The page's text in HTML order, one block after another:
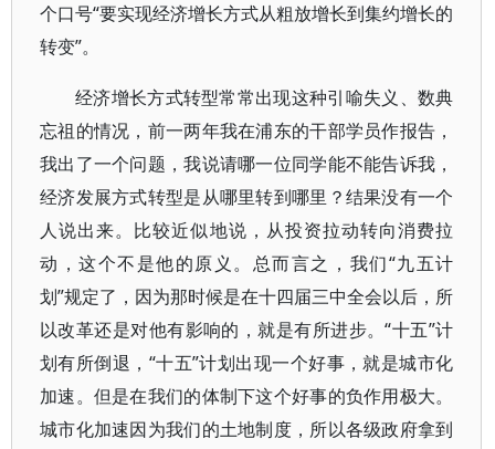
个口号“要实现经济增长方式从粗放增长到集约增长的
转变”。
经济增长方式转型常常出现这种引喻失义、数典
忘祖的情况，前一两年我在浦东的干部学员作报告，
我出了一个问题，我说请哪一位同学能不能告诉我，
经济发展方式转型是从哪里转到哪里？结果没有一个
人说出来。比较近似地说，从投资拉动转向消费拉
动，这个不是他的原义。总而言之，我们“九五计
划”规定了，因为那时候是在十四届三中全会以后，所
以改革还是对他有影响的，就是有所进步。“十五”计
划有所倒退，“十五”计划出现一个好事，就是城市化
加速。但是在我们的体制下这个好事的负作用极大。
城市化加速因为我们的土地制度，所以各级政府拿到